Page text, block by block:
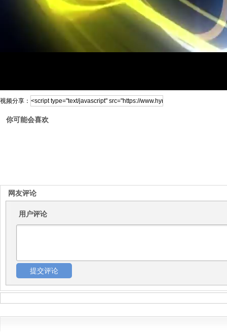
视频分享：
你可能会喜欢
网友评论
用户评论